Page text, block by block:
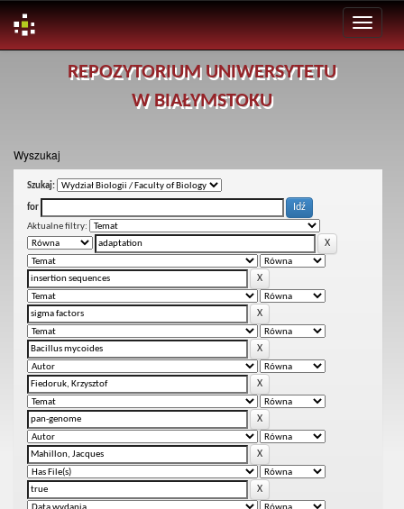
REPOZYTORIUM UNIWERSYTETU
W BIAŁYMSTOKU
Wyszukaj
Szukaj:
for
Aktualne filtry: